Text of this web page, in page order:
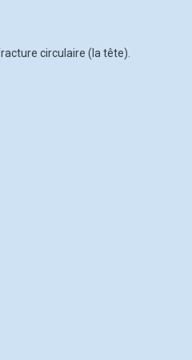
circulaire (la tête).